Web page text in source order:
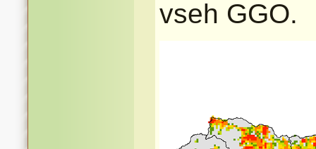
vseh GGO.